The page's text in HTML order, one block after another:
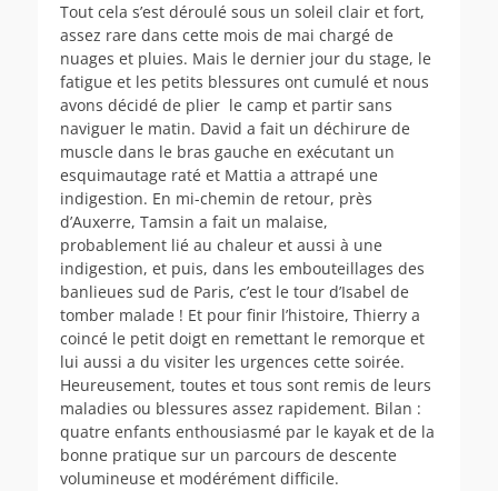
Tout cela s’est déroulé sous un soleil clair et fort,
assez rare dans cette mois de mai chargé de
nuages et pluies. Mais le dernier jour du stage, le
fatigue et les petits blessures ont cumulé et nous
avons décidé de plier le camp et partir sans
naviguer le matin. David a fait un déchirure de
muscle dans le bras gauche en exécutant un
esquimautage raté et Mattia a attrapé une
indigestion. En mi-chemin de retour, près
d’Auxerre, Tamsin a fait un malaise,
probablement lié au chaleur et aussi à une
indigestion, et puis, dans les embouteillages des
banlieues sud de Paris, c’est le tour d’Isabel de
tomber malade ! Et pour finir l’histoire, Thierry a
coincé le petit doigt en remettant le remorque et
lui aussi a du visiter les urgences cette soirée.
Heureusement, toutes et tous sont remis de leurs
maladies ou blessures assez rapidement. Bilan :
quatre enfants enthousiasmé par le kayak et de la
bonne pratique sur un parcours de descente
volumineuse et modérément difficile.